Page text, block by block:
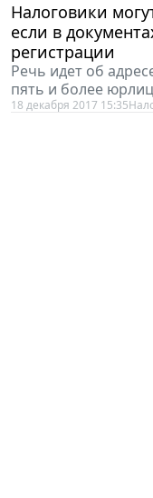
Налоговики
если в
регистрации
Речь идет об
пять и более
18 декабря 2017 15:35